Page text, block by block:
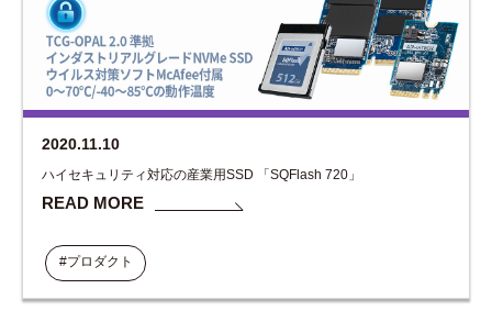
2020.11.10
ハイセキュリティ対応の産業用SSD 「SQFlash 720」
READ MORE
#プロダクト